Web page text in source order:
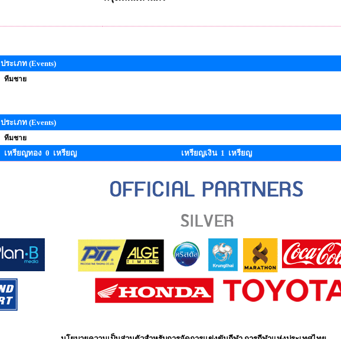
ประเภท (Events)
ทีมชาย
ประเภท (Events)
ทีมชาย
เหรียญทอง 0 เหรียญ เหรียญเงิน 1 เหรียญ